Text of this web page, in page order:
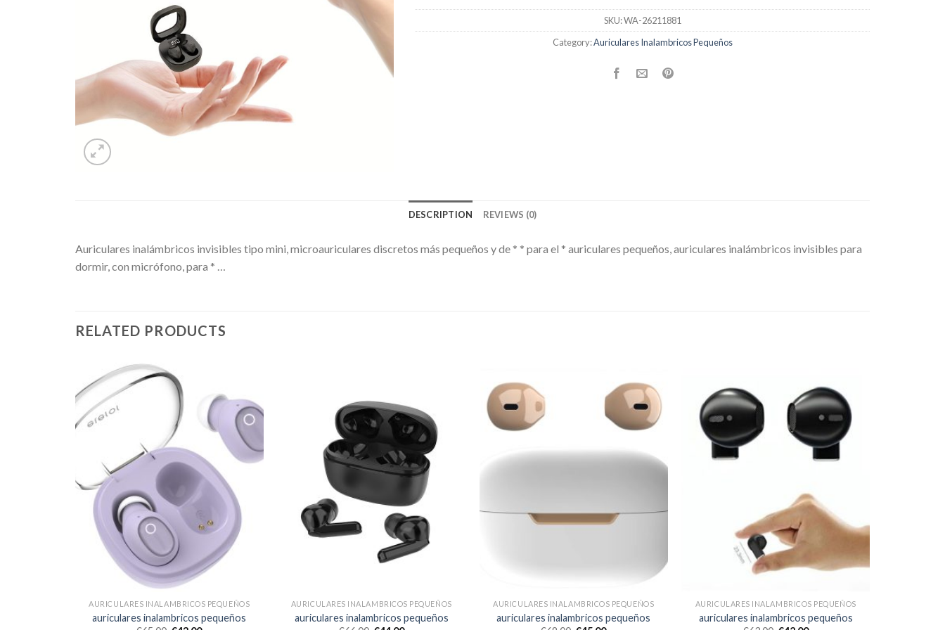
SKU:WA-26211881
Category:Auriculares Inalambricos Pequeños
DESCRIPTION REVIEWS (0)
Auriculares inalámbricos invisibles tipo mini, microauriculares discretos más pequeños y de * * para el * auriculares pequeños, auriculares inalámbricos invisibles para
dormir, con micrófono, para * …
RELATED PRODUCTS
AURICULARES INALAMBRICOS PEQUEÑOS
auriculares inalambricos pequeños
AURICULARES INALAMBRICOS PEQUEÑOS
auriculares inalambricos pequeños
AURICULARES INALAMBRICOS PEQUEÑOS
auriculares inalambricos pequeños
AURICULARES INALAMBRICOS PEQUEÑOS
auriculares inalambricos pequeños